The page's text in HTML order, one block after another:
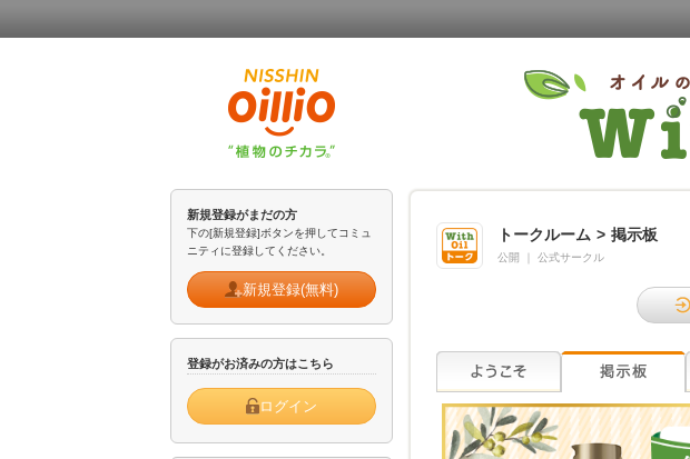
新規登録がまだの方
下の[新規登録]ボタンを押してコミュ
ニティに登録してください。
新規登録(無料)
登録がお済みの方はこちら
ログイン
トークルーム > 掲示板
公開 公式サークル